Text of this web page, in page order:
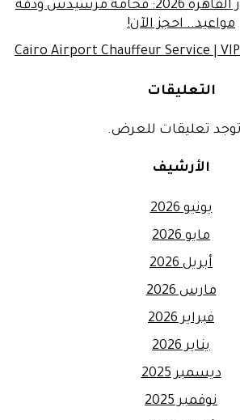
احجز ليموزين مطار القاهرة 2026: فخامة مرسيدس ودقة
مواعيد.. احجز الآن!
Cairo Airport Chauffeur Service |
التعليقات
توجد تعليقات للعرض.
الأرشيف
يونيو 2026
مايو 2026
أبريل 2026
مارس 2026
فبراير 2026
يناير 2026
ديسمبر 2025
نوفمبر 2025